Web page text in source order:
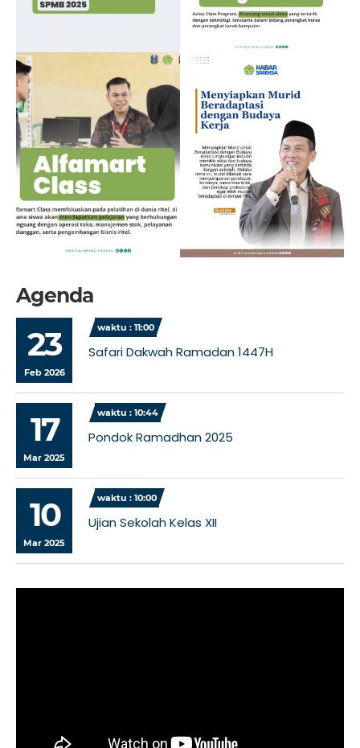
Agenda
23
Feb 2026
waktu : 11:00
Safari Dakwah Ramadan 1447H
17
Mar 2025
waktu : 10:44
Pondok Ramadhan 2025
10
Mar 2025
waktu : 10:00
Ujian Sekolah Kelas XII